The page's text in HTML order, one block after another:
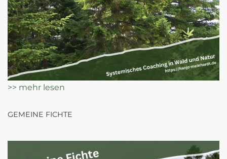
>> mehr lesen
GEMEINE FICHTE